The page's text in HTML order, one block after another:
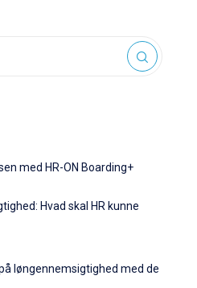
med HR-ON Boarding+
Hvad skal HR kunne
løngennemsigtighed med de